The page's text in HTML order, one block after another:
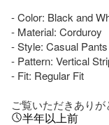
- Color: Black and
- Material: Corduroy
- Style: Casual Pants
- Pattern: Vertical
- Fit: Regular Fit
ご覧いただきありが
半年以上前